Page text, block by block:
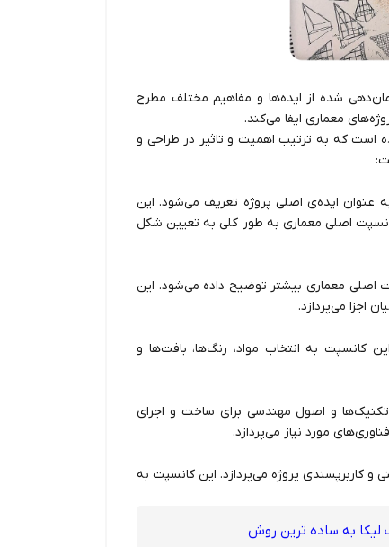
شده از ایده‌ها و مفاهیم مختلف مطرح
معماری ایفا می‌کند.
است که به ترتیب اهمیت و تاثیر در طراحی و
عنوان ایده‌ی اصلی پروژه تعریف می‌شود. این
اصلی معماری به طور کلی به تعیین شکل
اصلی معماری بیشتر توضیح داده می‌شود. این
اجزا می‌پردازد.
کانسپت به انتخاب مواد، رنگ‌ها، بافت‌ها و
و اصول مهندسی برای ساخت و اجرای
مورد نیاز می‌پردازد.
و کاربرپسندی پروژه می‌پردازد. این کانسپت به
لیکا به ساده ترین روش